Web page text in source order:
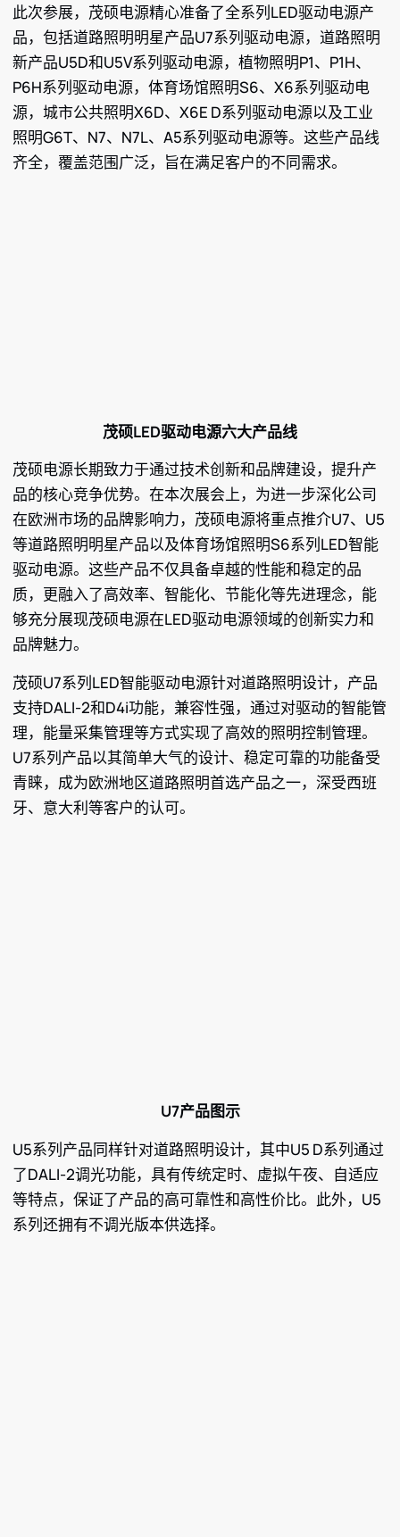
此次参展，茂硕电源精心准备了全系列LED驱动电源产
品，包括道路照明明星产品U7系列驱动电源，道路照明
新产品U5D和U5V系列驱动电源，植物照明P1、P1H、
P6H系列驱动电源，体育场馆照明S6、X6系列驱动电
源，城市公共照明X6D、X6E D系列驱动电源以及工业
照明G6T、N7、N7L、A5系列驱动电源等。这些产品线
齐全，覆盖范围广泛，旨在满足客户的不同需求。
茂硕LED驱动电源六大产品线
茂硕电源长期致力于通过技术创新和品牌建设，提升产
品的核心竞争优势。在本次展会上，为进一步深化公司
在欧洲市场的品牌影响力，茂硕电源将重点推介U7、U5
等道路照明明星产品以及体育场馆照明S6系列LED智能
驱动电源。这些产品不仅具备卓越的性能和稳定的品
质，更融入了高效率、智能化、节能化等先进理念，能
够充分展现茂硕电源在LED驱动电源领域的创新实力和
品牌魅力。
茂硕U7系列LED智能驱动电源针对道路照明设计，产品
支持DALI-2和D4i功能，兼容性强，通过对驱动的智能管
理，能量采集管理等方式实现了高效的照明控制管理。
U7系列产品以其简单大气的设计、稳定可靠的功能备受
青睐，成为欧洲地区道路照明首选产品之一，深受西班
牙、意大利等客户的认可。
U7产品图示
U5系列产品同样针对道路照明设计，其中U5 D系列通过
了DALI-2调光功能，具有传统定时、虚拟午夜、自适应
等特点，保证了产品的高可靠性和高性价比。此外，U5
系列还拥有不调光版本供选择。